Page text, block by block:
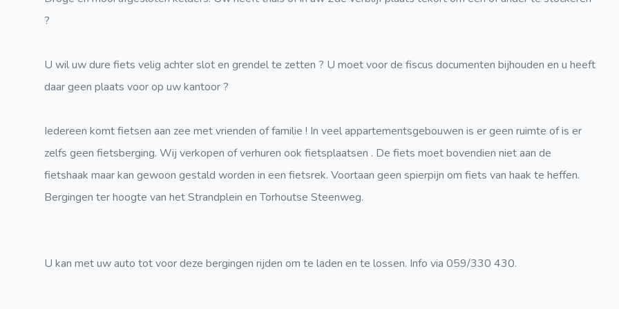
?
U wil uw dure fiets velig achter slot en grendel te zetten ? U moet voor de fiscus documenten bijhouden en u heeft
daar geen plaats voor op uw kantoor ?
Iedereen komt fietsen aan zee met vrienden of familie ! In veel appartementsgebouwen is er geen ruimte of is er
zelfs geen fietsberging. Wij verkopen of verhuren ook fietsplaatsen . De fiets moet bovendien niet aan de
fietshaak maar kan gewoon gestald worden in een fietsrek. Voortaan geen spierpijn om fiets van haak te heffen.
Bergingen ter hoogte van het Strandplein en Torhoutse Steenweg.
U kan met uw auto tot voor deze bergingen rijden om te laden en te lossen. Info via 059/330 430.